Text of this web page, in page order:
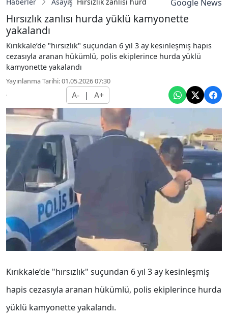
Google News
Hırsızlık zanlısı hurda yüklü kamyonette
yakalandı
Kırıkkale’de "hırsızlık" suçundan 6 yıl 3 ay kesinleşmiş hapis
cezasıyla aranan hükümlü, polis ekiplerince hurda yüklü
kamyonette yakalandı
Yayınlanma Tarihi: 01.05.2026 07:30
A- | A+
Kırıkkale’de "hırsızlık" suçundan 6 yıl 3 ay kesinleşmiş
hapis cezasıyla aranan hükümlü, polis ekiplerince hurda
yüklü kamyonette yakalandı.